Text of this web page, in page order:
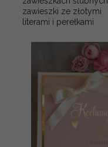
zawieszki ze złotymi
literami i perełkami